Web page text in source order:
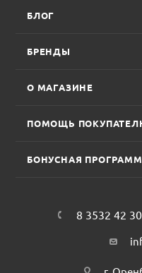
БЛОГ
БРЕНДЫ
О МАГАЗИНЕ
ПОМОЩЬ
БОНУСНАЯ
8 3532 42